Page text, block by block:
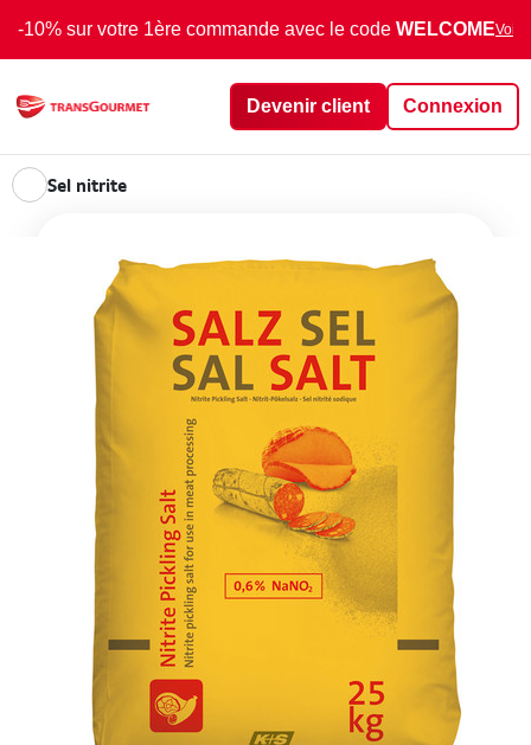
-10% sur votre 1ère commande avec le code WELCOMEVoir
Devenir client Connexion
Sel nitrite